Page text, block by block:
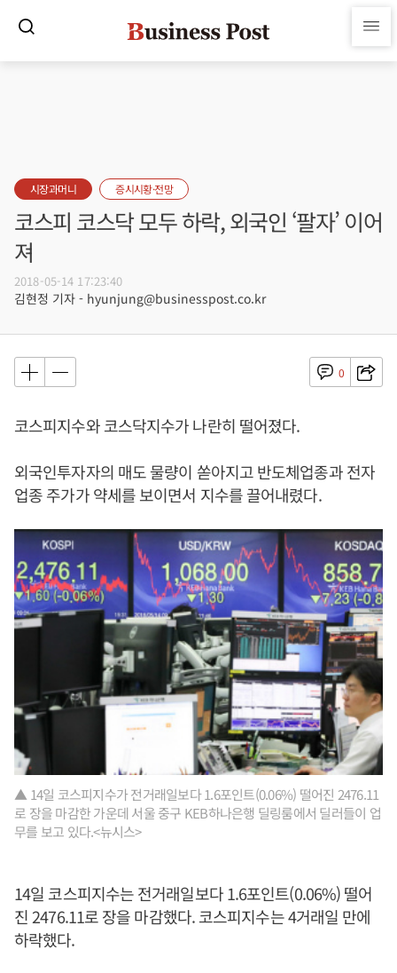
시장과머니 증시시황·전망
코스피 코스닥 모두 하락, 외국인 ‘팔자’ 이어
져
2018-05-14 17:23:40
김현정 기자 - hyunjung@businesspost.co.kr
0
코스피지수와 코스닥지수가 나란히 떨어졌다.
외국인투자자의 매도 물량이 쏟아지고 반도체업종과 전자
업종 주가가 약세를 보이면서 지수를 끌어내렸다.
▲ 14일 코스피지수가 전거래일보다 1.6포인트(0.06%) 떨어진 2476.11
로 장을 마감한 가운데 서울 중구 KEB하나은행 딜링룸에서 딜러들이 업
무를 보고 있다.<뉴시스>
14일 코스피지수는 전거래일보다 1.6포인트(0.06%) 떨어
진 2476.11로 장을 마감했다. 코스피지수는 4거래일 만에
하락했다.